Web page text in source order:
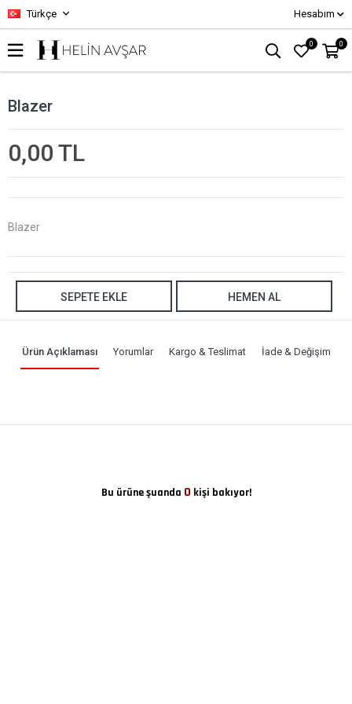
Türkçe Hesabım
0 0
Blazer
0,00 TL
Blazer
SEPETE EKLE HEMEN AL
Ürün Açıklaması Yorumlar Kargo & Teslimat İade & Değişim
Bu ürüne şuanda 0 kişi bakıyor!